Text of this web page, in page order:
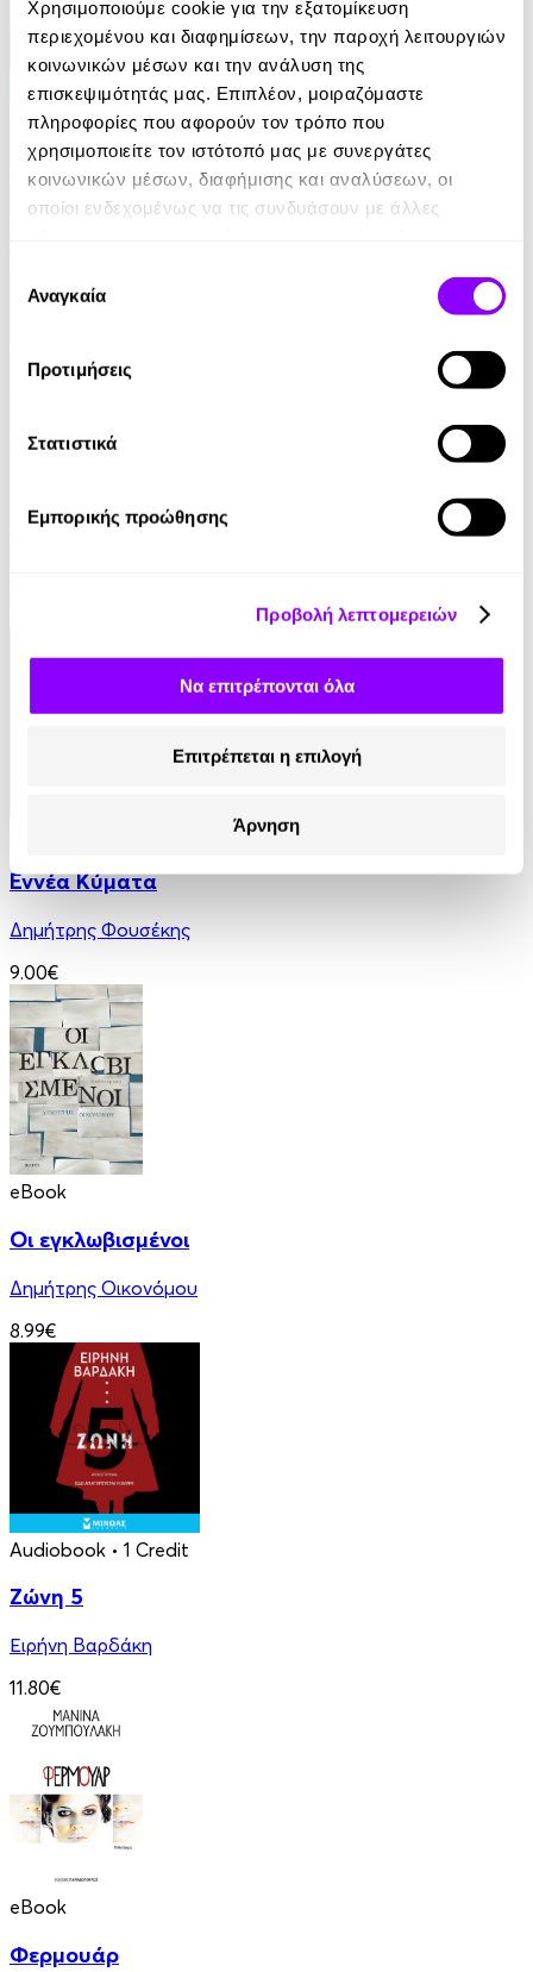
Χρησιμοποιούμε cookie για την εξατομίκευση
περιεχομένου και διαφημίσεων, την παροχή λειτουργιών
κοινωνικών μέσων και την ανάλυση της
επισκεψιμότητάς μας. Επιπλέον, μοιραζόμαστε
πληροφορίες που αφορούν τον τρόπο που
χρησιμοποιείτε τον ιστότοπό μας με συνεργάτες
κοινωνικών μέσων, διαφήμισης και αναλύσεων, οι
οποίοι ενδεχομένως να τις συνδυάσουν με άλλες
των υπηρεσιών τους.
συγκατάθεσης
Αναγκαία
Προτιμήσεις
Στατιστικά
Εμπορικής προώθησης
Προβολή λεπτομερειών
Να επιτρέπονται όλα
Επιτρέπεται η επιλογή
Άρνηση
eBook
Από ήλιο σε ήλιο: Αποσπερίτης
Μαίρη Κόντζογλου
Γαλάζια Αγελάδα
Εννέα Κύματα
Δημήτρης Φουσέκης
9.00€
eBook
Οι εγκλωβισμένοι
Δημήτρης Οικονόμου
8.99€
Audiobook • 1 Credit
Ζώνη 5
Ειρήνη Βαρδάκη
11.80€
eBook
Φερμουάρ